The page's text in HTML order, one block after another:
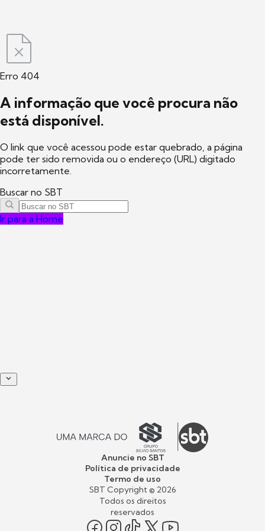
Erro 404
A informação que você procura não
está disponível.
O link que você acessou pode estar quebrado, a página
pode ter sido removida ou o endereço (URL) digitado
incorretamente.
Buscar no SBT
Ir para a Home
Anuncie no SBT
Política de privacidade
Termo de uso
SBT Copyright © 2026
Todos os direitos
reservados